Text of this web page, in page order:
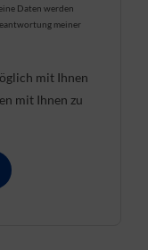
Daten werden
meiner
mit Ihnen
mit Ihnen zu